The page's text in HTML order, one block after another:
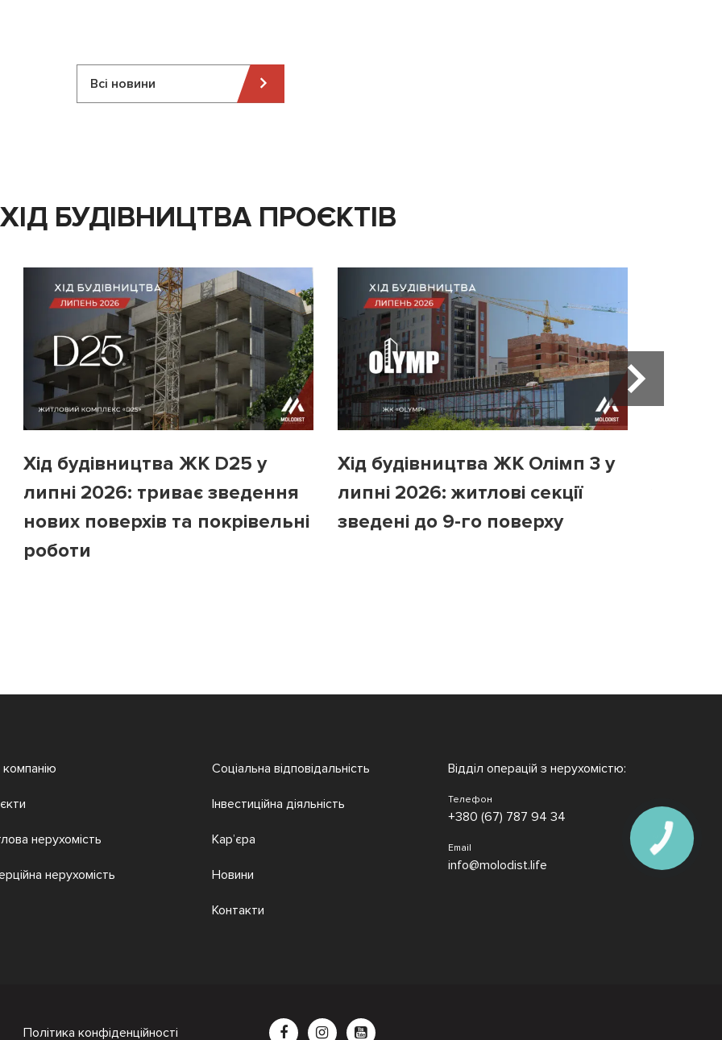
Всі новини
ХІД БУДІВНИЦТВА ПРОЄКТІВ
Хід будівництва ЖК D25 у
липні 2026: триває зведення
нових поверхів та покрівельні
роботи
Хід будівництва ЖК Олімп 3 у
липні 2026: житлові секції
зведені до 9-го поверху
нерухомість
нерухомість
Соціальна відповідальність
Інвестиційна діяльність
Кар’єра
Новини
Контакти
Відділ операцій з нерухомістю:
Телефон
+380 (67) 787 94 34
Email
info@molodist.life
Політика конфіденційності